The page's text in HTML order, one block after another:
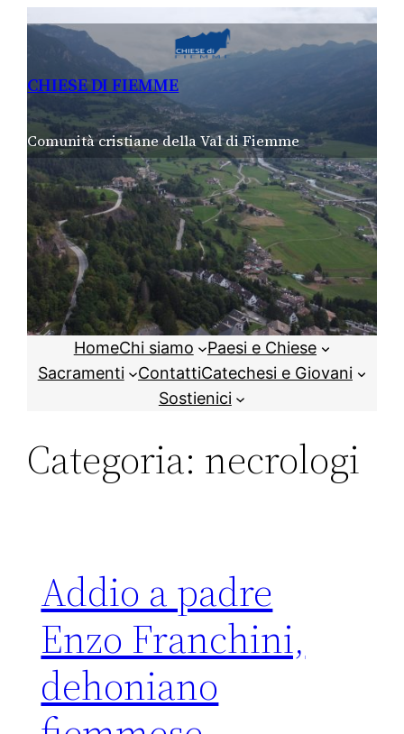
CHIESE DI FIEMME
Comunità cristiane della Val di Fiemme
HomeChi siamo
Paesi e Chiese
Sacramenti
ContattiCatechesi e Giovani
Sostienici
Categoria: necrologi
Addio a padre
Enzo Franchini,
dehoniano